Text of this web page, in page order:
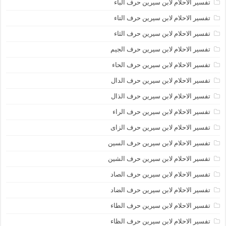
تفسير الاحلام لابن سيرين حرف الباء
تفسير الاحلام لابن سيرين حرف التاء
تفسير الاحلام لابن سيرين حرف الثاء
تفسير الاحلام لابن سيرين حرف الجيم
تفسير الاحلام لابن سيرين حرف الحاء
تفسير الاحلام لابن سيرين حرف الدال
تفسير الاحلام لابن سيرين حرف الذال
تفسير الاحلام لابن سيرين حرف الراء
تفسير الاحلام لابن سيرين حرف الزاى
تفسير الاحلام لابن سيرين حرف السين
تفسير الاحلام لابن سيرين حرف الشين
تفسير الاحلام لابن سيرين حرف الصاد
تفسير الاحلام لابن سيرين حرف الضاد
تفسير الاحلام لابن سيرين حرف الطاء
تفسير الاحلام لابن سيرين حرف الظاء